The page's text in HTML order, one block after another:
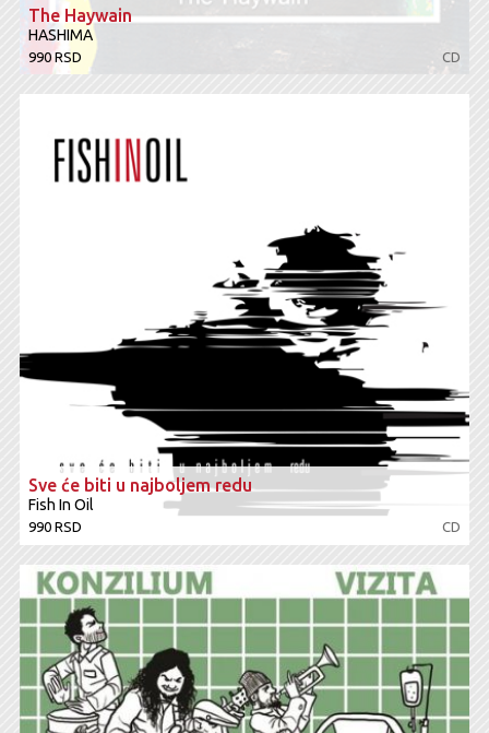
The Haywain
HASHIMA
990 RSD CD
Sve će biti u najboljem redu
Fish In Oil
990 RSD CD